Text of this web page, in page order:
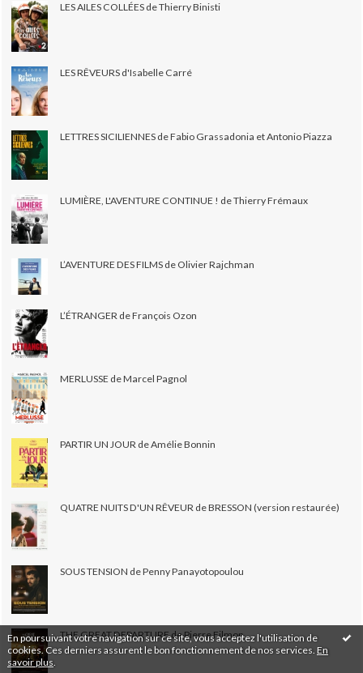
En poursuivant votre navigation sur ce site, vous acceptez l'utilisation de
cookies. Ces derniers assurent le bon fonctionnement de nos services. En
savoir plus
LES AILES COLLÉES de Thierry Binisti
LES RÊVEURS d'Isabelle Carré
LETTRES SICILIENNES de Fabio Grassadonia et Antonio Piazza
LUMIÈRE, L'AVENTURE CONTINUE ! de Thierry Frémaux
L’AVENTURE DES FILMS de Olivier Rajchman
L’ÉTRANGER de François Ozon
MERLUSSE de Marcel Pagnol
PARTIR UN JOUR de Amélie Bonnin
QUATRE NUITS D'UN RÊVEUR de BRESSON (version restaurée)
SOUS TENSION de Penny Panayotopoulou
THE GREAT DEPARTURE de Pierre Filmon